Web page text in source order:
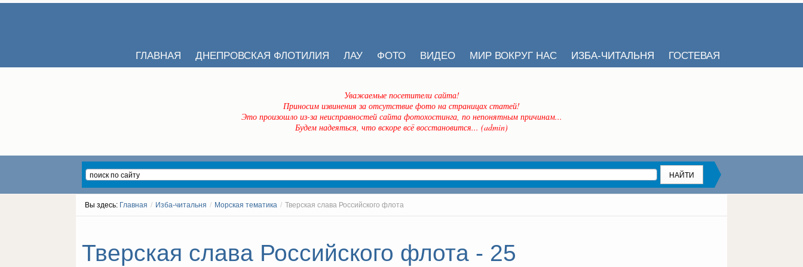
ГЛАВНАЯ ДНЕПРОВСКАЯ ФЛОТИЛИЯ ЛАУ ФОТО ВИДЕО МИР ВОКРУГ НАС ИЗБА-ЧИТАЛЬНЯ ГОСТЕВАЯ
Уважаемые посетители сайта!
Приносим извинения за отсутствие фото на страницах статей!
Это произошло из-за неисправностей сайта фотохостинга, по непонятным причинам...
Будем надеяться, что вскоре всё восстановится... (admin)
Вы здесь: Главная / Изба-читальня / Морская тематика / Тверская слава Российского флота
Тверская слава Российского флота - 25